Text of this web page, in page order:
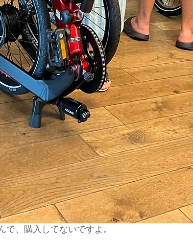
、購入してないですよ。